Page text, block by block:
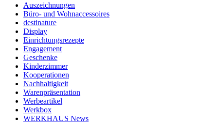
Auszeichnungen
Büro- und Wohnaccessoires
destinature
Display
Einrichtungsrezepte
Engagement
Geschenke
Kinderzimmer
Kooperationen
Nachhaltigkeit
Warenpräsentation
Werbeartikel
Werkbox
WERKHAUS News